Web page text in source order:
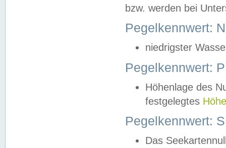
bzw. werden bei
Pegelkennwert:
niedrigster
Pegelkennwert:
Höhenlage des
festgelegtes
Pegelkennwert:
Das